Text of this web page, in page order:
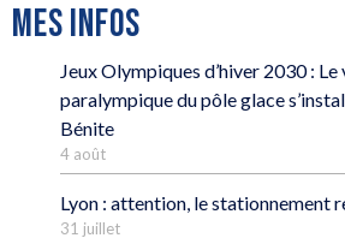
MES INFOS
Jeux Olympiques d’hiver 2030 :
paralympique du pôle glace
Bénite
4 août
Lyon : attention, le stationnement
31 juillet